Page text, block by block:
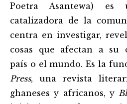
Poetra Asantewa)
catalizadora de la
centra en investigar,
cosas que afectan a su
país o el mundo. Es la
Press, una revista
ghaneses y africanos, y